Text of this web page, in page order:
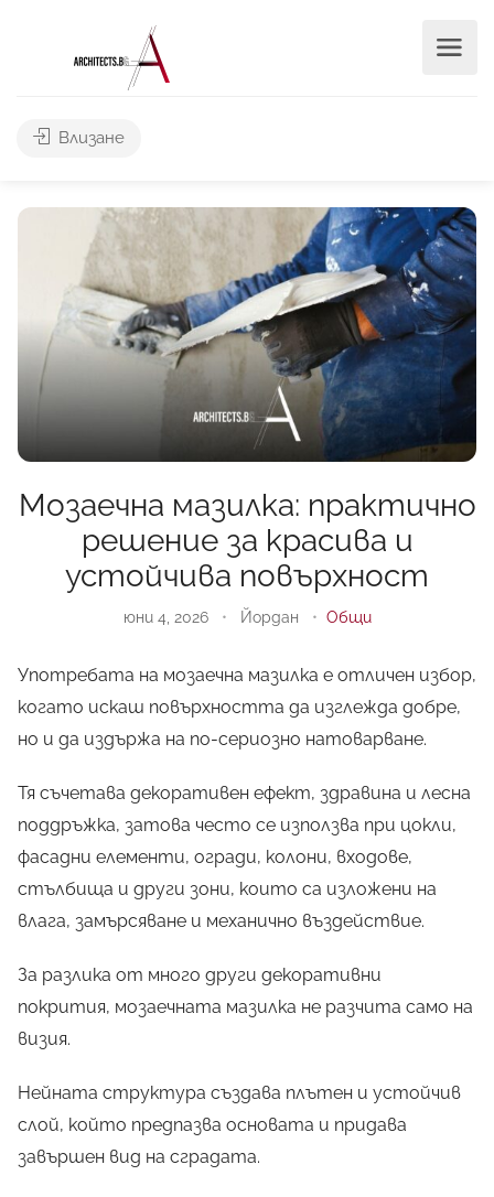
Влизане
Мозаечна мазилка: практично
решение за красива и
устойчива повърхност
юни 4, 2026 • Йордан • Общи
Употребата на мозаечна мазилка е отличен избор,
когато искаш повърхността да изглежда добре,
но и да издържа на по-сериозно натоварване.
Тя съчетава декоративен ефект, здравина и лесна
поддръжка, затова често се използва при цокли,
фасадни елементи, огради, колони, входове,
стълбища и други зони, които са изложени на
влага, замърсяване и механично въздействие.
За разлика от много други декоративни
покрития, мозаечната мазилка не разчита само на
визия.
Нейната структура създава плътен и устойчив
слой, който предпазва основата и придава
завършен вид на сградата.